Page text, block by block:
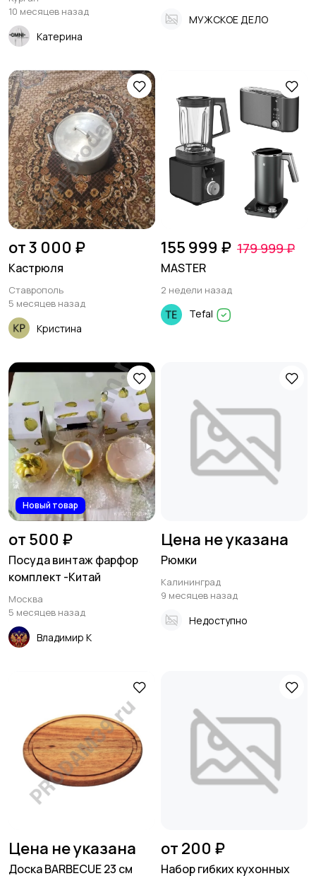
10 месяцев назад
Катерина
МУЖСКОЕ ДЕЛО
от 3 000 ₽
Кастрюля
Ставрополь
5 месяцев назад
Кристина
155 999 ₽ 179 999 ₽
MASTER
2 недели назад
Tefal
Новый товар
от 500 ₽
Посуда винтаж фарфор
комплект -Китай
Москва
5 месяцев назад
Владимир К
Цена не указана
Рюмки
Калининград
9 месяцев назад
Недоступно
Цена не указана
Доска BARBECUE 23 см
от 200 ₽
Набор гибких кухонных